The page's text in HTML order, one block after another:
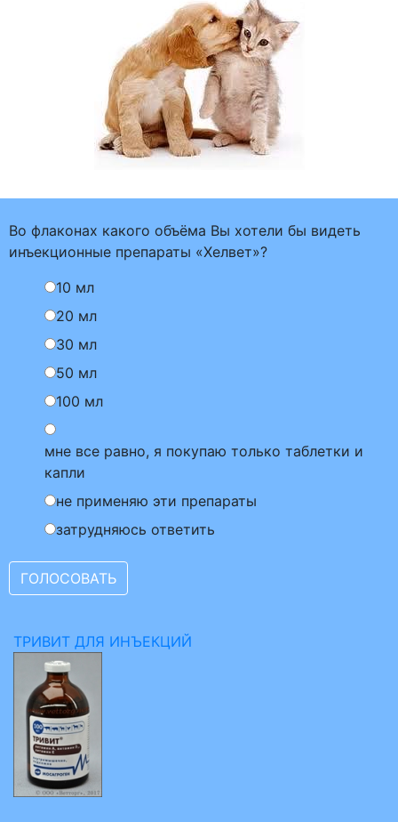
Во флаконах какого объёма Вы хотели бы видеть
инъекционные препараты «Хелвет»?
10 мл
20 мл
30 мл
50 мл
100 мл
мне все равно, я покупаю только таблетки и
капли
не применяю эти препараты
затрудняюсь ответить
ТРИВИТ ДЛЯ ИНЪЕКЦИЙ